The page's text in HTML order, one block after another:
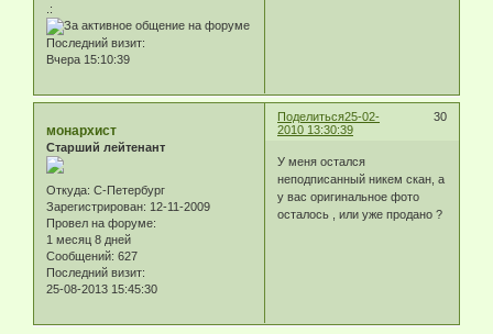
.:
Последний визит:
Вчера 15:10:39
Поделиться 30
25-02-
2010 13:30:39
монархист
Старший лейтенант
Откуда: С-Петербург
Зарегистрирован: 12-11-2009
Провел на форуме:
1 месяц 8 дней
Сообщений: 627
Последний визит:
25-08-2013 15:45:30
У меня остался
неподписанный никем скан, а
у вас оригинальное фото
осталось , или уже продано ?